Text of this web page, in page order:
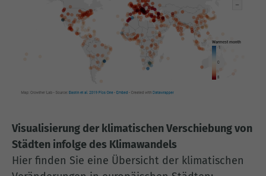
Visualisierung der klimatischen Verschiebung von
Städten infolge des Klimawandels
Hier finden Sie eine Übersicht der klimatischen